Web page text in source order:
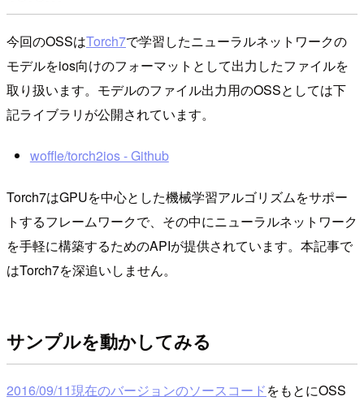
今回のOSSはTorch7で学習したニューラルネットワークの
モデルをios向けのフォーマットとして出力したファイルを
取り扱います。モデルのファイル出力用のOSSとしては下
記ライブラリが公開されています。
woffle/torch2ios - Github
Torch7はGPUを中心とした機械学習アルゴリズムをサポー
トするフレームワークで、その中にニューラルネットワーク
を手軽に構築するためのAPIが提供されています。本記事で
はTorch7を深追いしません。
サンプルを動かしてみる
2016/09/11現在のバージョンのソースコードをもとにOSS